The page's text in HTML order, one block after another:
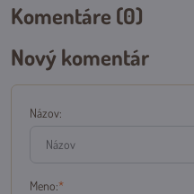
Komentáre (0)
Nový komentár
Názov:
Meno:*